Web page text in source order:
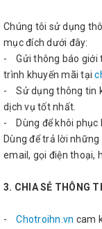
Chúng tôi sử dụng
mục đích dưới đây:
- Gửi thông báo giới
trình khuyến mãi tại
- Sử dụng thông tin
dịch vụ tốt nhất.
- Dùng để khôi phục
Dùng để trả lời
email, gọi điện thoại,
3. CHIA SẺ THÔNG
-Chotroihn.vn cam